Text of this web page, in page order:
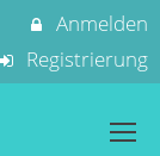
Anmelden
Registrierung